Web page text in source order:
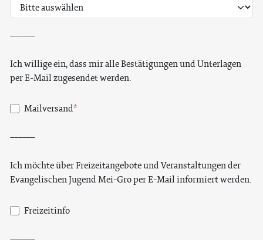
Ich willige ein, dass mir alle Bestätigungen und Unterlagen
per E-Mail zugesendet werden.
Mailversand
Ich möchte über Freizeitangebote und Veranstaltungen der
Evangelischen Jugend Mei-Gro per E-Mail informiert werden.
Freizeitinfo